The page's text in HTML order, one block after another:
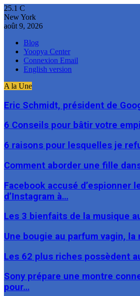
25.1 C
New York
août 9, 2026
Blog
Yoopya Center
Connexion Email
English version
A la Une
Eric Schmidt, président de
6 Conseils pour bâtir votre
6 raisons pour lesquelles je
Comment aborder une fille
Facebook accusé d’espionner
d’Instagram à…
Les 3 bienfaits de la musique
Une bougie au parfum vagin, la
Les 62 plus riches possèdent
Sony prépare une montre
pour…